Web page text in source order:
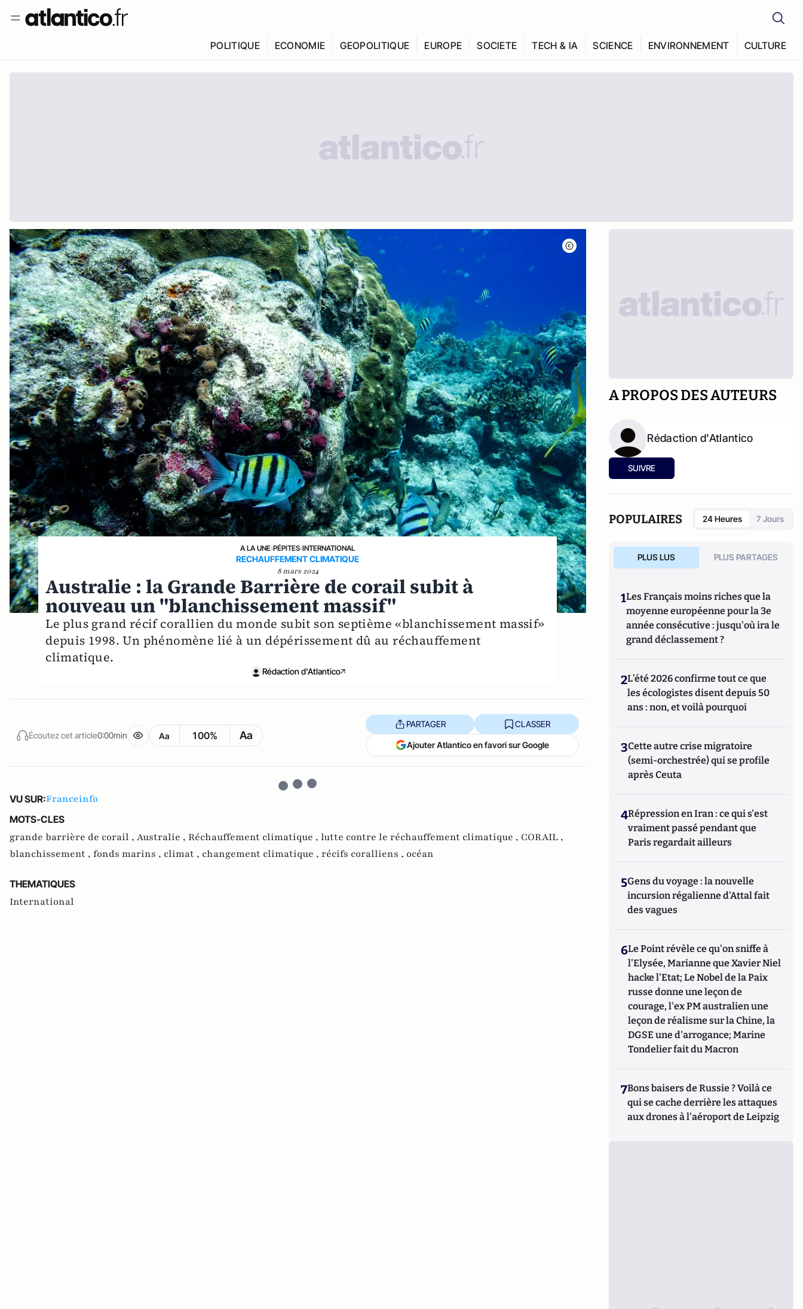
POLITIQUE ECONOMIE GEOPOLITIQUE EUROPE SOCIETE TECH & IA SCIENCE ENVIRONNEMENT CULTURE
A LA UNE›PÉPITES›INTERNATIONAL
RECHAUFFEMENT CLIMATIQUE
8 mars 2024
Australie : la Grande Barrière de corail subit à
nouveau un "blanchissement massif"
Le plus grand récif corallien du monde subit son septième «blanchissement massif»
depuis 1998. Un phénomène lié à un dépérissement dû au réchauffement
climatique.
Rédaction d'Atlantico
Écoutez cet article0:00min Aa 100% Aa
PARTAGER CLASSER
Ajouter Atlantico en favori sur Google
VU SUR:Franceinfo
MOTS-CLES
grande barrière de corail , Australie , Réchauffement climatique , lutte contre le réchauffement climatique , CORAIL ,
blanchissement , fonds marins , climat , changement climatique , récifs coralliens , océan
THEMATIQUES
International
A PROPOS DES AUTEURS
Rédaction d'Atlantico
SUIVRE
POPULAIRES 24 Heures 7 Jours
PLUS LUS PLUS PARTAGES
1Les Français moins riches que la
moyenne européenne pour la 3e
année consécutive : jusqu'où ira le
grand déclassement ?
2L’été 2026 confirme tout ce que
les écologistes disent depuis 50
ans : non, et voilà pourquoi
3Cette autre crise migratoire
(semi-orchestrée) qui se profile
après Ceuta
4Répression en Iran : ce qui s'est
vraiment passé pendant que
Paris regardait ailleurs
5Gens du voyage : la nouvelle
incursion régalienne d'Attal fait
des vagues
6Le Point révèle ce qu'on sniffe à
l'Elysée, Marianne que Xavier Niel
hacke l'Etat; Le Nobel de la Paix
russe donne une leçon de
courage, l'ex PM australien une
leçon de réalisme sur la Chine, la
DGSE une d'arrogance; Marine
Tondelier fait du Macron
7Bons baisers de Russie ? Voilà ce
qui se cache derrière les attaques
aux drones à l'aéroport de Leipzig